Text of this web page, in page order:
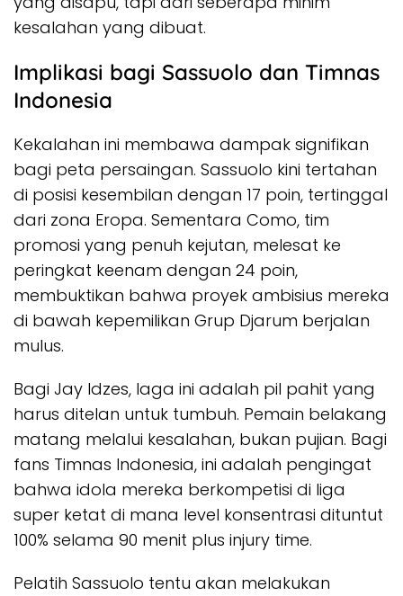
kesalahan yang dibuat.
Implikasi bagi Sassuolo dan Timnas
Indonesia
Kekalahan ini membawa dampak signifikan
bagi peta persaingan. Sassuolo kini tertahan
di posisi kesembilan dengan 17 poin, tertinggal
dari zona Eropa. Sementara Como, tim
promosi yang penuh kejutan, melesat ke
peringkat keenam dengan 24 poin,
membuktikan bahwa proyek ambisius mereka
di bawah kepemilikan Grup Djarum berjalan
mulus.
Bagi Jay Idzes, laga ini adalah pil pahit yang
harus ditelan untuk tumbuh. Pemain belakang
matang melalui kesalahan, bukan pujian. Bagi
fans Timnas Indonesia, ini adalah pengingat
bahwa idola mereka berkompetisi di liga
super ketat di mana level konsentrasi dituntut
100% selama 90 menit plus injury time.
Pelatih Sassuolo tentu akan melakukan